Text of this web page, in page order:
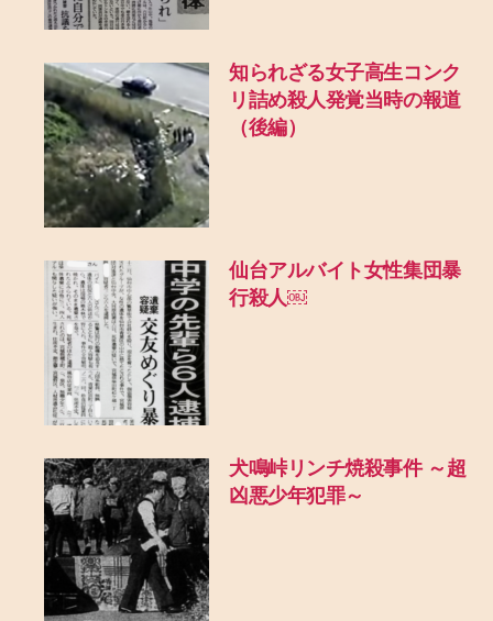
知られざる女子高生コンク
リ詰め殺人発覚当時の報道
（後編）
仙台アルバイト女性集団暴
行殺人￼
犬鳴峠リンチ焼殺事件 ～超
凶悪少年犯罪～